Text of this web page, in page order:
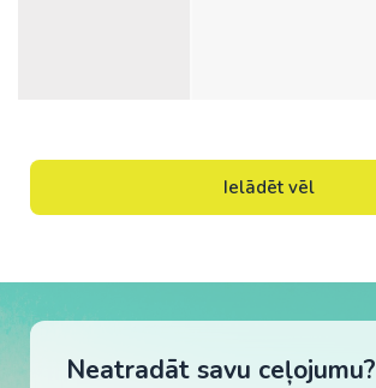
Ielādēt vēl
Neatradāt savu ceļojumu?